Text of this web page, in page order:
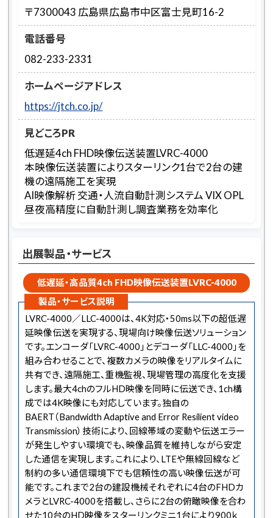
〒7300043 広島県広島市中区富士見町16-2
電話番号
082-233-2331
ホームページアドレス
https://jtch.co.jp/
見どころPR
低遅延4ch FHD映像伝送装置LVRC-4000
本映像伝送装置によりスターリンク1台で2台の建
機の遠隔施工を実現
AI映像解析 交通・人流自動計測システム VIX OPL
昼夜高精度に自動計測し調査業務を効率化
出展製品・サービス
低遅延・高品質4ch FHD映像伝送装置LVRC-4000
製品・サービス説明
LVRC-4000／LLC-4000は、4K対応・50ms以下の超低遅
延映像伝送を実現する、現場向け映像伝送ソリューション
です。エンコーダ「LVRC-4000」とデコーダ「LLC-4000」を
組み合わせることで、複数カメラの映像をリアルタイムに
共有でき、遠隔施工、重機監視、現場管理の高度化を支援
します。最大4chのフルHD映像を同時に伝送でき、1ch構
成では4K映像にも対応しています。独自の
BAERT（Bandwidth Adaptive and Error Resilient video
Transmission）技術により、回線帯域の変動や伝送エラー
が発生しやすい環境でも、映像品質を維持しながら安定
した通信を実現します。これにより、LTEや無線回線など
制約の多い通信環境下でも信頼性の高い映像伝送が可
能です。これまで2台の建設機械それぞれに4台のFHDカ
メラとLVRC-4000を搭載し、さらに2台の俯瞰映像を合わ
せた10台のHD映像をスターリンクミニ1台により900ｋ